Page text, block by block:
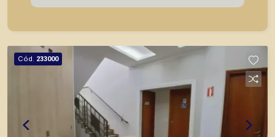
com agilidade e segurança, em locação, vendas
Preto.
Cód. 233000